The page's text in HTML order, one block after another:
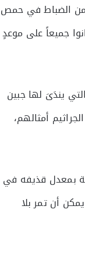
من الضباط في حمص
جميعاً على موعدٍ
يندَىَ لها جبين
أمثالهم،
بمعدل قذيفه في
أن تمر بلا